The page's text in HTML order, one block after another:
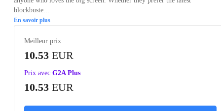
blockbuste...
En savoir plus
Meilleur prix
10.53 EUR
Prix avec G2A Plus
10.53 EUR